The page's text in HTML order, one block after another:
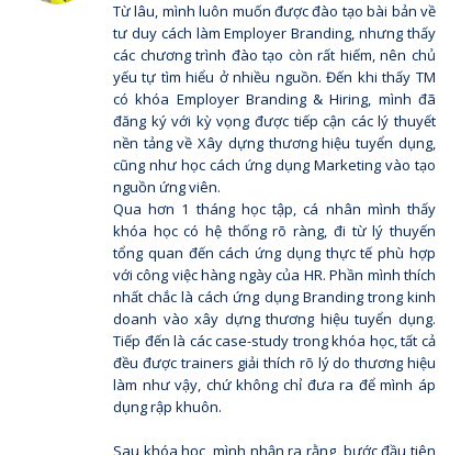
Từ lâu, mình luôn muốn được đào tạo bài bản về
tư duy cách làm Employer Branding, nhưng thấy
các chương trình đào tạo còn rất hiếm, nên chủ
yếu tự tìm hiểu ở nhiều nguồn. Đến khi thấy TM
có khóa Employer Branding & Hiring, mình đã
đăng ký với kỳ vọng được tiếp cận các lý thuyết
nền tảng về Xây dựng thương hiệu tuyển dụng,
cũng như học cách ứng dụng Marketing vào tạo
nguồn ứng viên.
Qua hơn 1 tháng học tập, cá nhân mình thấy
khóa học có hệ thống rõ ràng, đi từ lý thuyến
tổng quan đến cách ứng dụng thực tế phù hợp
với công việc hàng ngày của HR. Phần mình thích
nhất chắc là cách ứng dụng Branding trong kinh
doanh vào xây dựng thương hiệu tuyển dụng.
Tiếp đến là các case-study trong khóa học, tất cả
đều được trainers giải thích rõ lý do thương hiệu
làm như vậy, chứ không chỉ đưa ra để mình áp
dụng rập khuôn.
Sau khóa học, mình nhận ra rằng, bước đầu tiên